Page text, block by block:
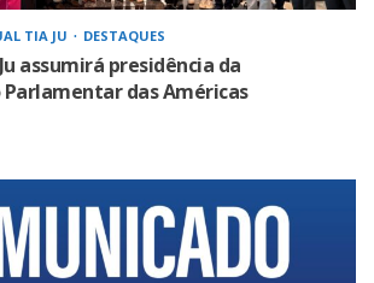
TIA JU DESTAQUES
assumirá presidência da
das Américas